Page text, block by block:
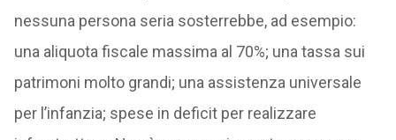
nessuna persona seria sosterrebbe, ad esempio:
una aliquota fiscale massima al 70%; una tassa sui
patrimoni molto grandi; una assistenza universale
per l’infanzia; spese in deficit per realizzare